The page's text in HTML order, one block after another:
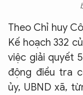
Theo Chỉ huy
Kế hoạch 332
việc giải quyết
động điều tra
ủy, UBND xã,